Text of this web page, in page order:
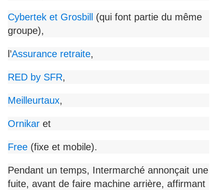
Cybertek et Grosbill
(qui font partie du même
groupe),
l’Assurance retraite,
RED by SFR,
Meilleurtaux,
Ornikar et
Free (fixe et mobile).
Pendant un temps, Intermarché annonçait une
fuite, avant de faire machine arrière, affirmant